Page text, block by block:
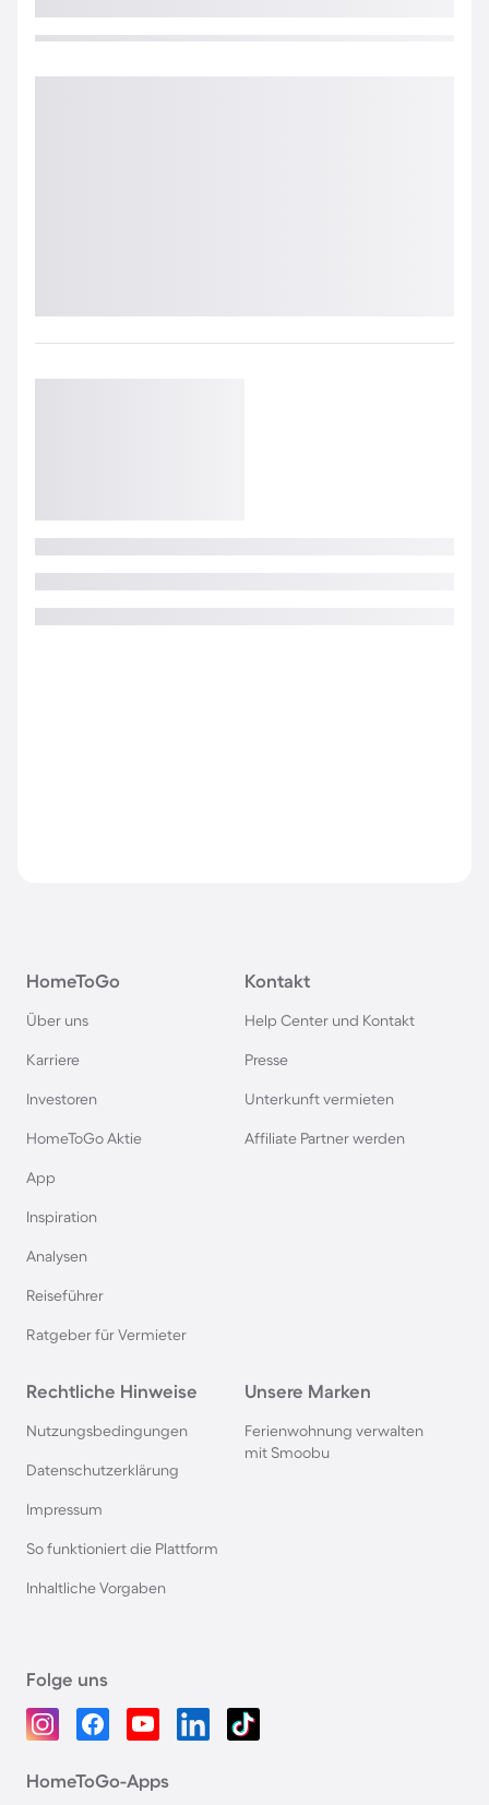
HomeToGo
Über uns
Karriere
Investoren
HomeToGo Aktie
App
Inspiration
Analysen
Reiseführer
Ratgeber für Vermieter
Kontakt
Help Center und Kontakt
Presse
Unterkunft vermieten
Affiliate Partner werden
Rechtliche Hinweise
Nutzungsbedingungen
Datenschutzerklärung
Impressum
So funktioniert die Plattform
Inhaltliche Vorgaben
Unsere Marken
Ferienwohnung verwalten
mit Smoobu
Folge uns
HomeToGo-Apps